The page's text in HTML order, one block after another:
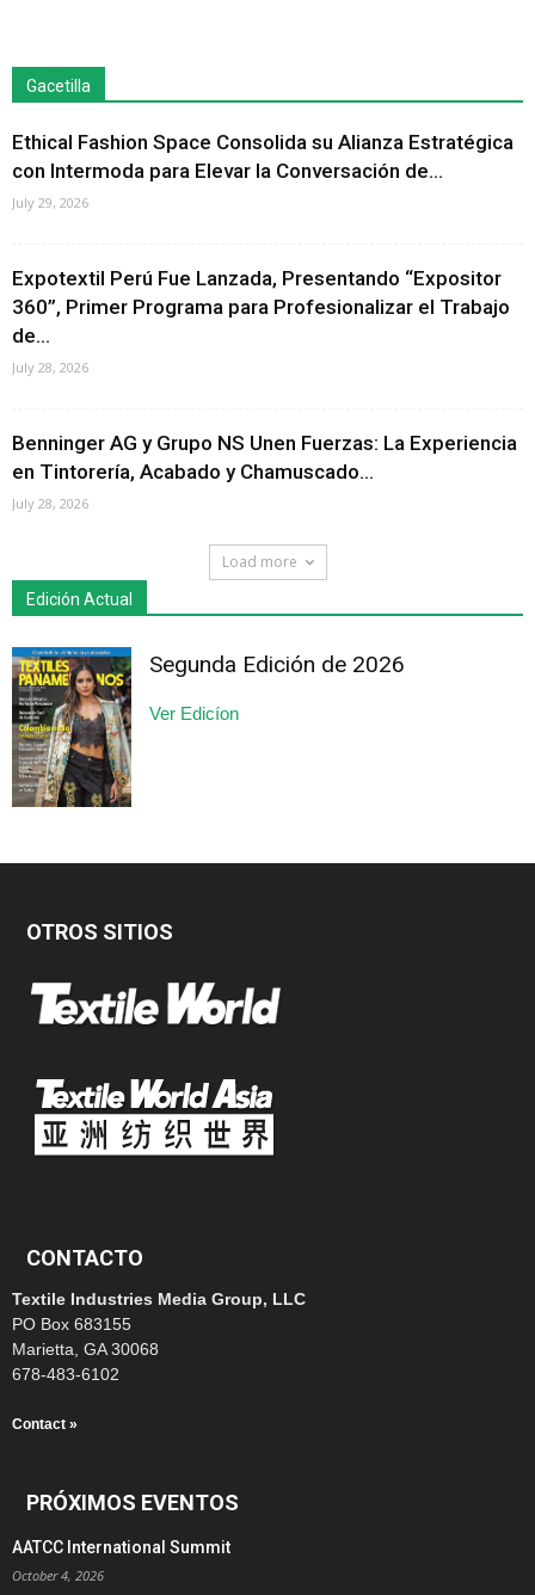
Gacetilla
Ethical Fashion Space Consolida su Alianza Estratégica
con Intermoda para Elevar la Conversación de...
July 29, 2026
Expotextil Perú Fue Lanzada, Presentando “Expositor
360”, Primer Programa para Profesionalizar el Trabajo
de...
July 28, 2026
Benninger AG y Grupo NS Unen Fuerzas: La Experiencia
en Tintorería, Acabado y Chamuscado...
July 28, 2026
Load more
Edición Actual
Segunda Edición de 2026
Ver Edicíon
OTROS SITIOS
CONTACTO
Textile Industries Media Group, LLC
PO Box 683155
Marietta, GA 30068
678-483-6102
Contact »
PRÓXIMOS EVENTOS
AATCC International Summit
October 4, 2026